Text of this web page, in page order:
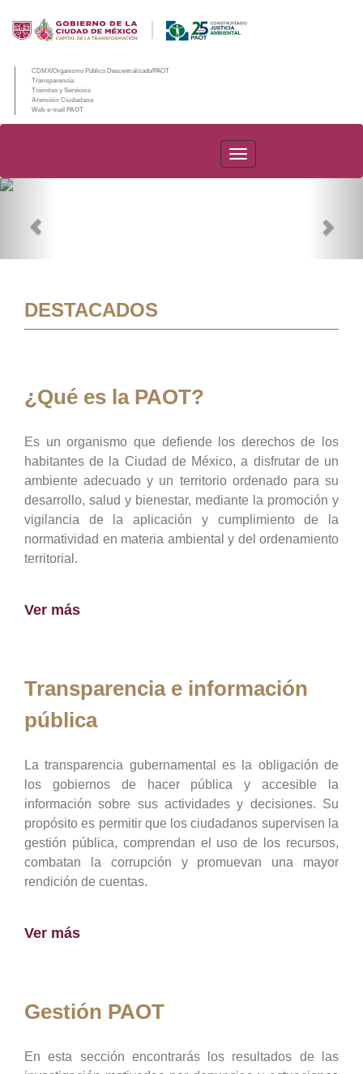
CDMX/Organismo Público Descentralizado/PAOT
Transparencia
Trámites y Servicios
Atención Ciudadana
Web e-mail PAOT
PAOT
DESTACADOS
¿Qué es la PAOT?
Es un organismo que defiende los derechos de los
habitantes de la Ciudad de México, a disfrutar de un
ambiente adecuado y un territorio ordenado para su
desarrollo, salud y bienestar, mediante la promoción y
vigilancia de la aplicación y cumplimiento de la
normatividad en materia ambiental y del ordenamiento
territorial.
Ver más
Transparencia e información
pública
La transparencia gubernamental es la obligación de
los gobiernos de hacer pública y accesible la
información sobre sus actividades y decisiones. Su
propósito es permitir que los ciudadanos supervisen la
gestión pública, comprendan el uso de los recursos,
combatan la corrupción y promuevan una mayor
rendición de cuentas.
Ver más
Gestión PAOT
En esta sección encontrarás los resultados de las